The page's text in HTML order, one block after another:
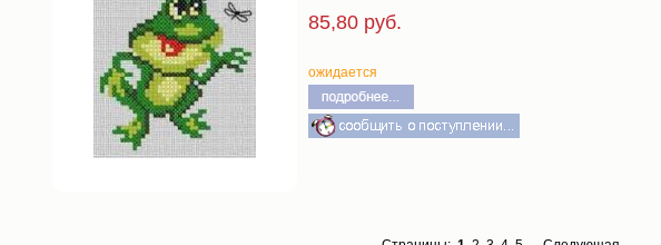
85,80 руб.
ожидается